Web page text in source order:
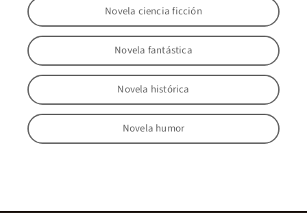
Novela ciencia ficción
Novela fantástica
Novela histórica
Novela humor